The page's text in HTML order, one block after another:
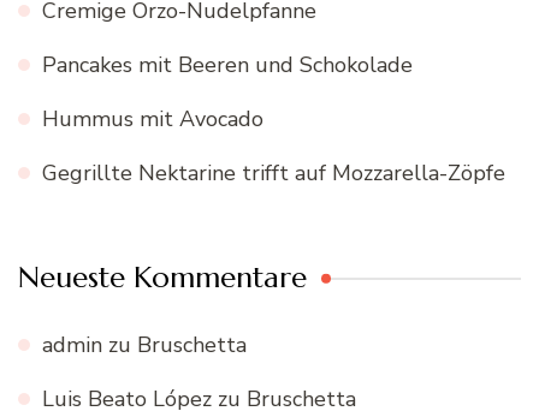
Cremige Orzo-Nudelpfanne
Pancakes mit Beeren und Schokolade
Hummus mit Avocado
Gegrillte Nektarine trifft auf Mozzarella-Zöpfe
Neueste Kommentare
admin zu Bruschetta
Luis Beato López zu Bruschetta